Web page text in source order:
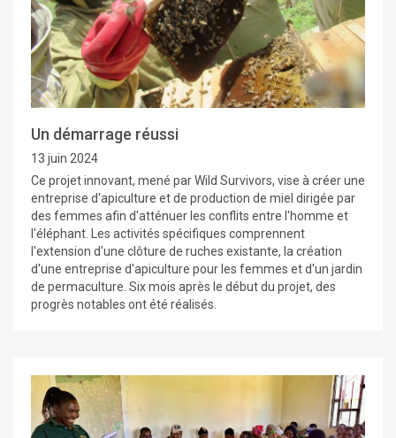
Un démarrage réussi
13 juin 2024
Ce projet innovant, mené par Wild Survivors, vise à créer une
entreprise d'apiculture et de production de miel dirigée par
des femmes afin d'atténuer les conflits entre l'homme et
l'éléphant. Les activités spécifiques comprennent
l'extension d'une clôture de ruches existante, la création
d'une entreprise d'apiculture pour les femmes et d'un jardin
de permaculture. Six mois après le début du projet, des
progrès notables ont été réalisés.